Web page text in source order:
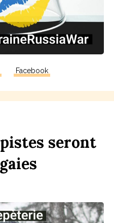
Facebook
pistes seront
gaies